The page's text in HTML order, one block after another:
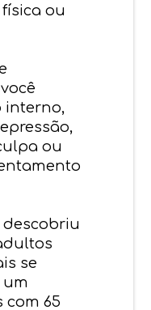
ou
interno,
ou
descobriu
se
65